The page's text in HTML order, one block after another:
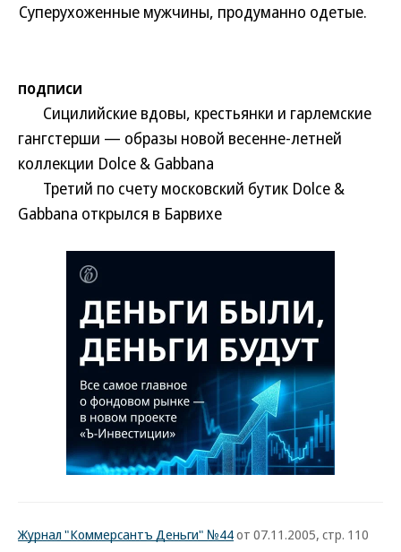
Суперухоженные мужчины, продуманно одетые.
подписи
Сицилийские вдовы, крестьянки и гарлемские
гангстерши — образы новой весенне-летней
коллекции Dolce & Gabbana
Третий по счету московский бутик Dolce &
Gabbana открылся в Барвихе
Журнал "Коммерсантъ Деньги" №44от 07.11.2005, стр. 110